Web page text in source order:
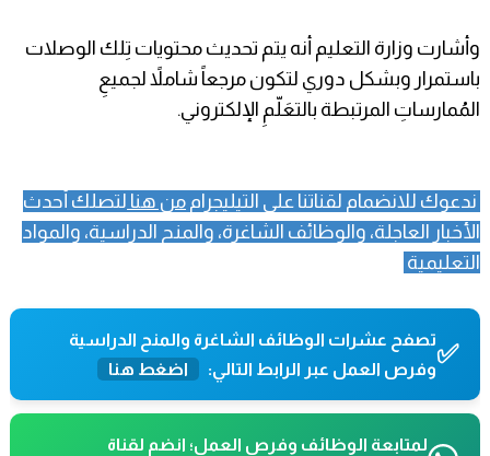
وأشارت وزارة التعليم أنه يتم تحديث محتويات تِلك الوصلات
باستمرار وبشكل دوري لتكون مرجعاً شاملاً لجميعِ
المُمارساتِ المرتبطة بالتعَلّمِ الإلكتروني.
ندعوك للانضمام لقناتنا على التيليجرام من هنا لتصلك أحدث
الأخبار العاجلة، والوظائف الشاغرة، والمنح الدراسية، والمواد
التعليمية
✅تصفح عشرات الوظائف الشاغرة والمنح الدراسية
وفرص العمل عبر الرابط التالي:
اضغط هنا
لمتابعة الوظائف وفرص العمل؛ انضم لقناة